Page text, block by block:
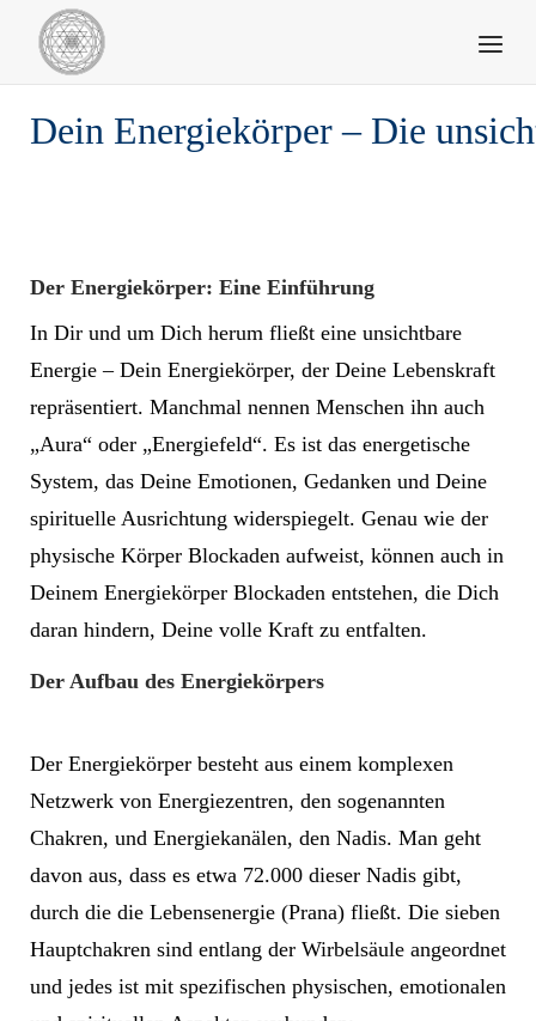
content
Home
Menu
Dein Energiekörper – Die
Der Energiekörper: Eine Einführung
In Dir und um Dich herum fließt eine unsichtbare
Energie – Dein Energiekörper, der Deine Lebenskraft
repräsentiert. Manchmal nennen Menschen ihn auch
„Aura“ oder „Energiefeld“. Es ist das energetische
System, das Deine Emotionen, Gedanken und Deine
spirituelle Ausrichtung widerspiegelt. Genau wie der
physische Körper Blockaden aufweist, können auch in
Deinem Energiekörper Blockaden entstehen, die Dich
daran hindern, Deine volle Kraft zu entfalten.
Der Aufbau des Energiekörpers
Der Energiekörper besteht aus einem komplexen
Netzwerk von Energiezentren, den sogenannten
Chakren, und Energiekanälen, den Nadis. Man geht
davon aus, dass es etwa 72.000 dieser Nadis gibt,
durch die die Lebensenergie (Prana) fließt. Die sieben
Hauptchakren sind entlang der Wirbelsäule angeordnet
und jedes ist mit spezifischen physischen, emotionalen